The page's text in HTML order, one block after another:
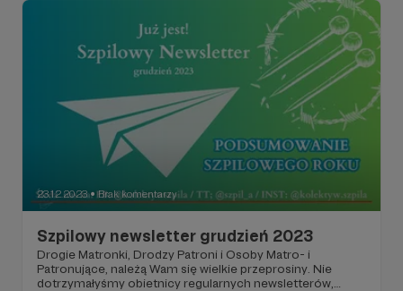
23.12.2023 ● Brak komentarzy
Szpilowy newsletter grudzień 2023
Drogie Matronki, Drodzy Patroni i Osoby Matro- i
Patronujące, należą Wam się wielkie przeprosiny. Nie
dotrzymałyśmy obietnicy regularnych newsletterów,